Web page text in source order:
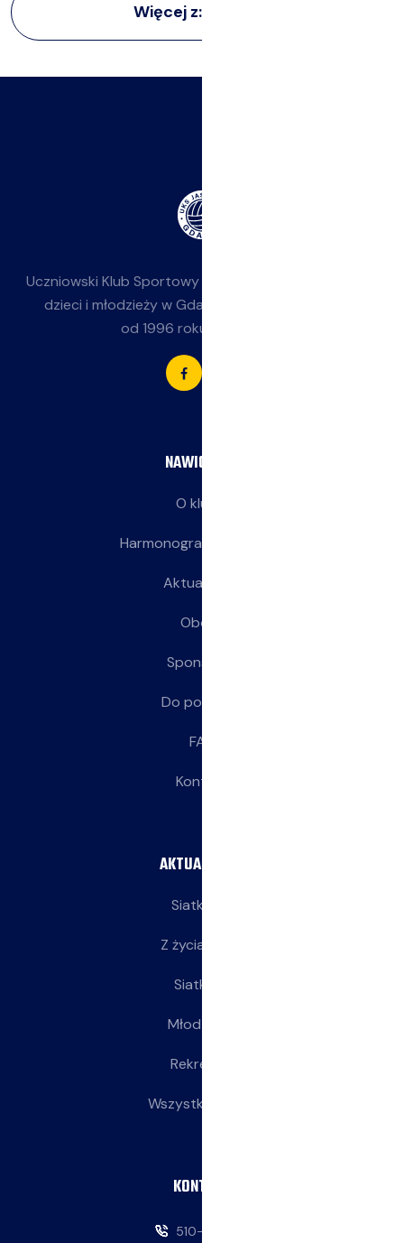
Więcej z:
Uczniowski Klub Sportowy
dzieci i młodzieży w Gdańsku-Jasieniu. Działamy
od 1996 roku przy SP 85.
NAWIGACJA
O klubie
Harmonogram treningów
Aktualności
Obozy
Sponsorzy
Do pobrania
FAQ
Kontakt
AKTUALNOŚCI
Siatkarze
Z życia klubu
Siatkarki
Młodziczki
Rekreacja
Wszystkie wpisy
KONTAKT
510-146-069